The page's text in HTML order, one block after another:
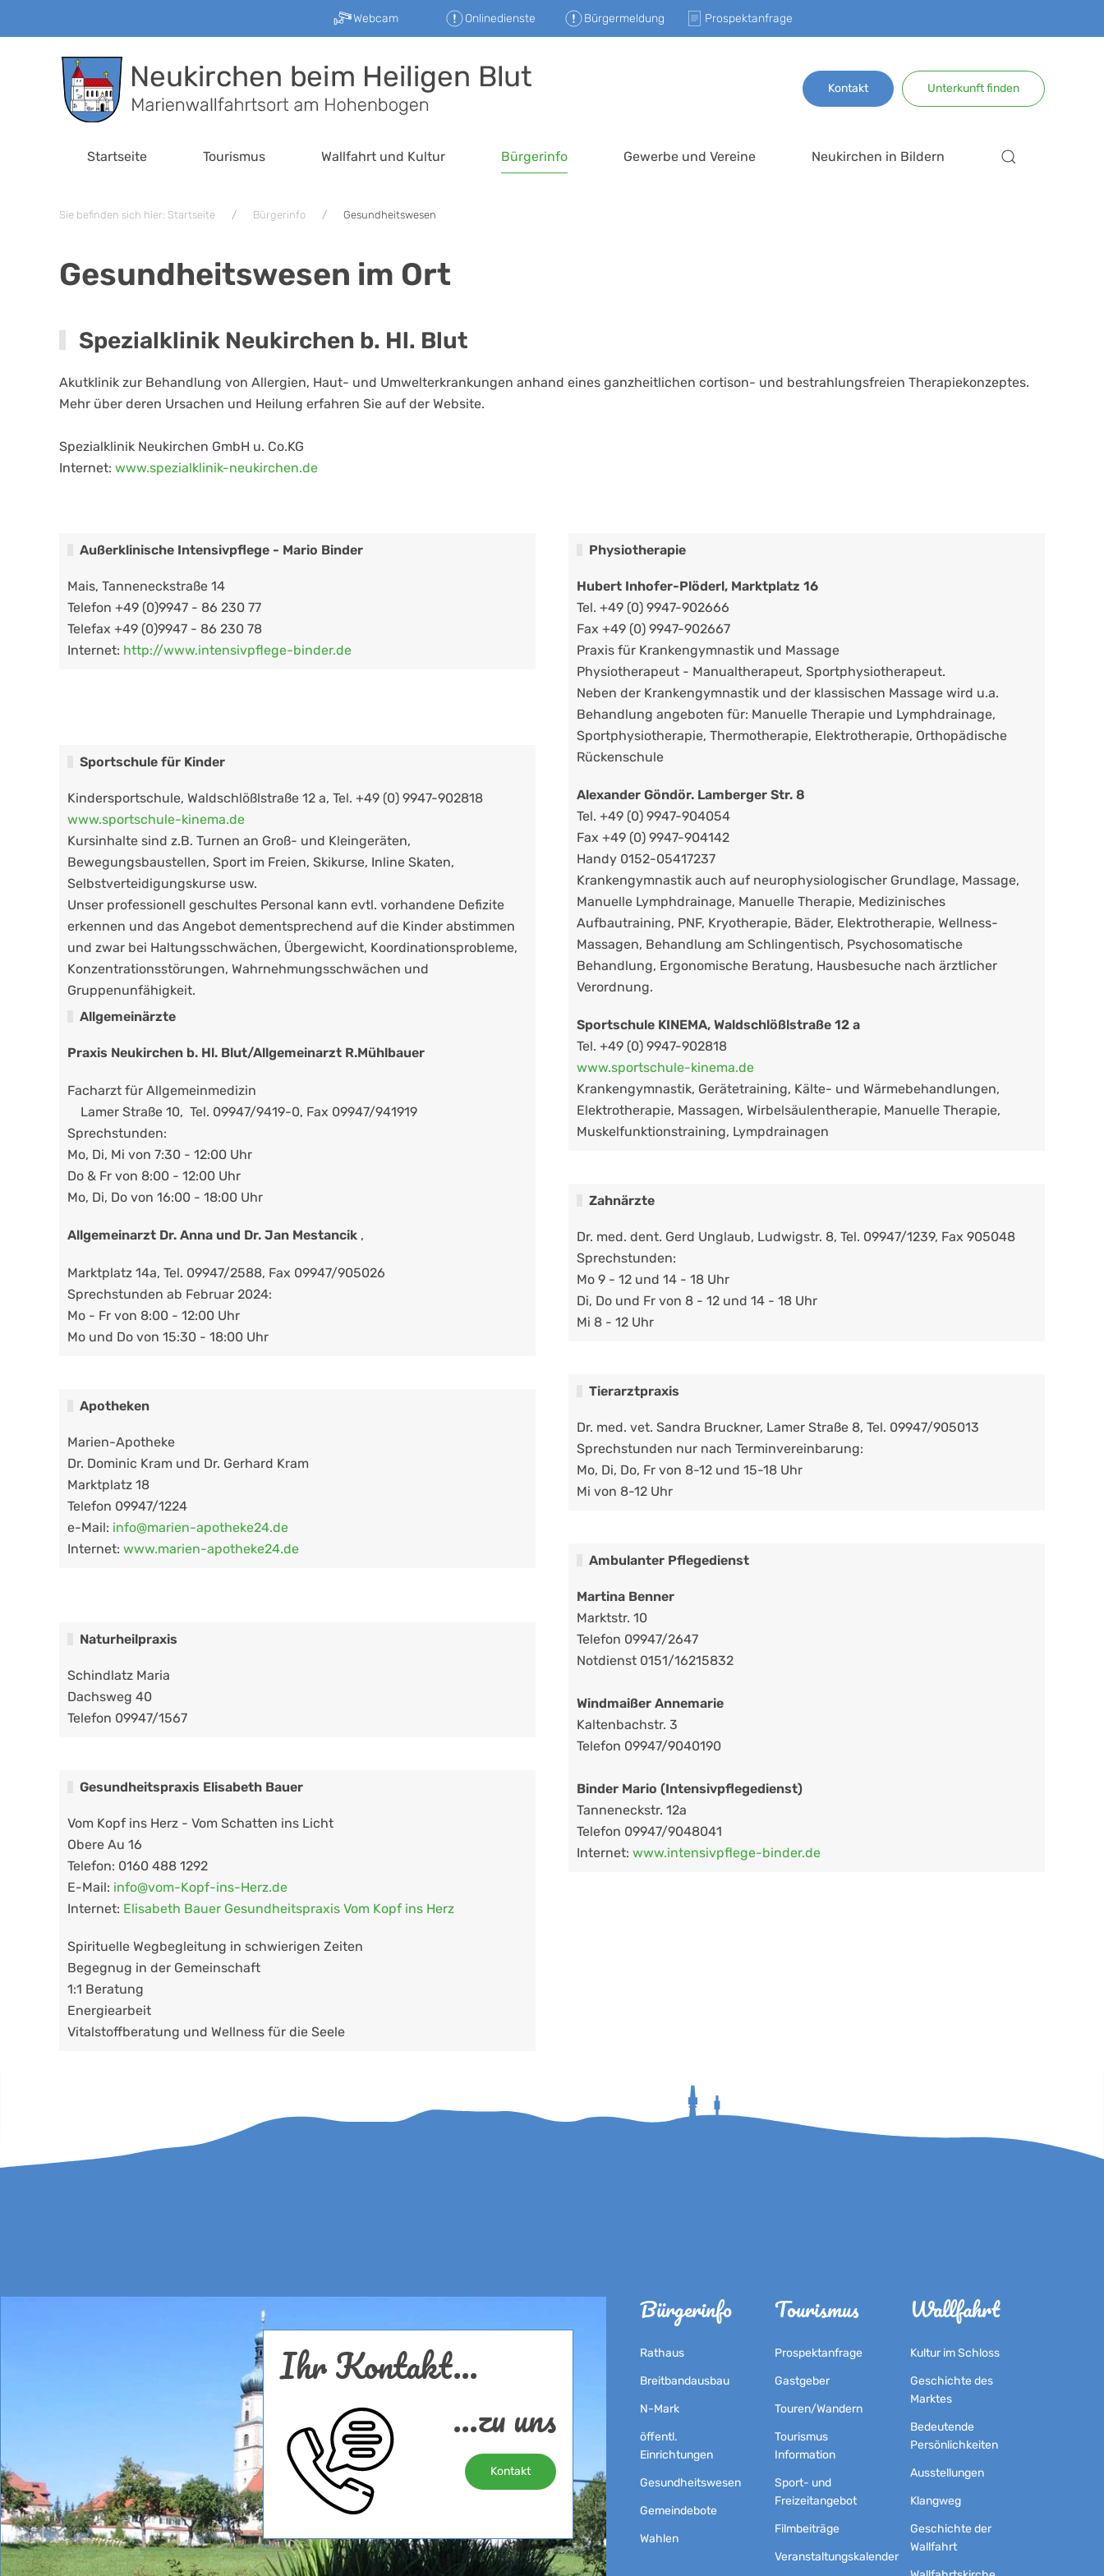
Zum Hauptinhalt springen
Webcam Onlinedienste Bürgermeldung Prospektanfrage
Kontakt Unterkunft finden
Startseite Tourismus Wallfahrt und Kultur Bürgerinfo Gewerbe und Vereine Neukirchen in Bildern
Sie befinden sich hier: Startseite Bürgerinfo Gesundheitswesen
Gesundheitswesen im Ort
Spezialklinik Neukirchen b. Hl. Blut
Akutklinik zur Behandlung von Allergien, Haut- und Umwelterkrankungen anhand eines ganzheitlichen cortison- und bestrahlungsfreien Therapiekonzeptes.
Mehr über deren Ursachen und Heilung erfahren Sie auf der Website.
Spezialklinik Neukirchen GmbH u. Co.KG
Internet: www.spezialklinik-neukirchen.de
Außerklinische Intensivpflege - Mario Binder
Mais, Tanneneckstraße 14
Telefon +49 (0)9947 - 86 230 77
Telefax +49 (0)9947 - 86 230 78
Internet: http://www.intensivpflege-binder.de
Physiotherapie
Hubert Inhofer-Plöderl, Marktplatz 16
Tel. +49 (0) 9947-902666
Fax +49 (0) 9947-902667
Praxis für Krankengymnastik und Massage
Physiotherapeut - Manualtherapeut, Sportphysiotherapeut.
Neben der Krankengymnastik und der klassischen Massage wird u.a.
Behandlung angeboten für: Manuelle Therapie und Lymphdrainage,
Sportphysiotherapie, Thermotherapie, Elektrotherapie, Orthopädische
Rückenschule
Alexander Göndör. Lamberger Str. 8
Tel. +49 (0) 9947-904054
Fax +49 (0) 9947-904142
Handy 0152-05417237
Krankengymnastik auch auf neurophysiologischer Grundlage, Massage,
Manuelle Lymphdrainage, Manuelle Therapie, Medizinisches
Aufbautraining, PNF, Kryotherapie, Bäder, Elektrotherapie, Wellness-
Massagen, Behandlung am Schlingentisch, Psychosomatische
Behandlung, Ergonomische Beratung, Hausbesuche nach ärztlicher
Verordnung.
Sportschule KINEMA, Waldschlößlstraße 12 a
Tel. +49 (0) 9947-902818
www.sportschule-kinema.de
Krankengymnastik, Gerätetraining, Kälte- und Wärmebehandlungen,
Elektrotherapie, Massagen, Wirbelsäulentherapie, Manuelle Therapie,
Muskelfunktionstraining, Lympdrainagen
Sportschule für Kinder
Kindersportschule, Waldschlößlstraße 12 a, Tel. +49 (0) 9947-902818
www.sportschule-kinema.de
Kursinhalte sind z.B. Turnen an Groß- und Kleingeräten,
Bewegungsbaustellen, Sport im Freien, Skikurse, Inline Skaten,
Selbstverteidigungskurse usw.
Unser professionell geschultes Personal kann evtl. vorhandene Defizite
erkennen und das Angebot dementsprechend auf die Kinder abstimmen
und zwar bei Haltungsschwächen, Übergewicht, Koordinationsprobleme,
Konzentrationsstörungen, Wahrnehmungsschwächen und
Gruppenunfähigkeit.
Allgemeinärzte
Praxis Neukirchen b. Hl. Blut/Allgemeinarzt R.Mühlbauer
Facharzt für Allgemeinmedizin
Lamer Straße 10, Tel. 09947/9419-0, Fax 09947/941919
Sprechstunden:
Mo, Di, Mi von 7:30 - 12:00 Uhr
Do & Fr von 8:00 - 12:00 Uhr
Mo, Di, Do von 16:00 - 18:00 Uhr
Allgemeinarzt Dr. Anna und Dr. Jan Mestancik ,
Marktplatz 14a, Tel. 09947/2588, Fax 09947/905026
Sprechstunden ab Februar 2024:
Mo - Fr von 8:00 - 12:00 Uhr
Mo und Do von 15:30 - 18:00 Uhr
Zahnärzte
Dr. med. dent. Gerd Unglaub, Ludwigstr. 8, Tel. 09947/1239, Fax 905048
Sprechstunden:
Mo 9 - 12 und 14 - 18 Uhr
Di, Do und Fr von 8 - 12 und 14 - 18 Uhr
Mi 8 - 12 Uhr
Tierarztpraxis
Dr. med. vet. Sandra Bruckner, Lamer Straße 8, Tel. 09947/905013
Sprechstunden nur nach Terminvereinbarung:
Mo, Di, Do, Fr von 8-12 und 15-18 Uhr
Mi von 8-12 Uhr
Apotheken
Marien-Apotheke
Dr. Dominic Kram und Dr. Gerhard Kram
Marktplatz 18
Telefon 09947/1224
e-Mail: info@marien-apotheke24.de
Internet: www.marien-apotheke24.de
Ambulanter Pflegedienst
Martina Benner
Marktstr. 10
Telefon 09947/2647
Notdienst 0151/16215832
Windmaißer Annemarie
Kaltenbachstr. 3
Telefon 09947/9040190
Binder Mario (Intensivpflegedienst)
Tanneneckstr. 12a
Telefon 09947/9048041
Internet: www.intensivpflege-binder.de
Naturheilpraxis
Schindlatz Maria
Dachsweg 40
Telefon 09947/1567
Gesundheitspraxis Elisabeth Bauer
Vom Kopf ins Herz - Vom Schatten ins Licht
Obere Au 16
Telefon: 0160 488 1292
E-Mail: info@vom-Kopf-ins-Herz.de
Internet: Elisabeth Bauer Gesundheitspraxis Vom Kopf ins Herz
Spirituelle Wegbegleitung in schwierigen Zeiten
Begegnug in der Gemeinschaft
1:1 Beratung
Energiearbeit
Vitalstoffberatung und Wellness für die Seele
Ihr Kontakt...
...zu uns
Kontakt
Bürgerinfo
Rathaus
Breitbandausbau
N-Mark
öffentl.
Einrichtungen
Gesundheitswesen
Gemeindebote
Wahlen
Tourismus
Prospektanfrage
Gastgeber
Touren/Wandern
Tourismus
Information
Sport- und
Freizeitangebot
Filmbeiträge
Veranstaltungskalender
Wallfahrt
Kultur im Schloss
Geschichte des
Marktes
Bedeutende
Persönlichkeiten
Ausstellungen
Klangweg
Geschichte der
Wallfahrt